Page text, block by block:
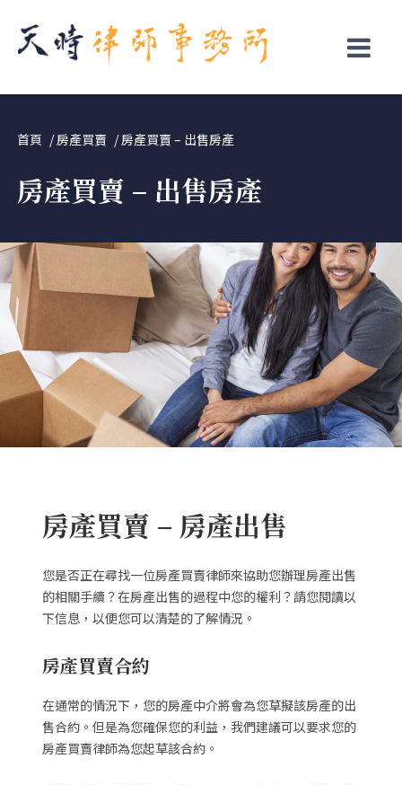
Skip
首頁 房產買賣 房產買賣 – 出售房產
房產買賣 – 出售房產
房產買賣 – 房產出售
您是否正在尋找一位房產買賣律師來協助您辦理房產出售
的相關手續？在房產出售的過程中您的權利？請您閱讀以
下信息，以便您可以清楚的了解情況。
房產買賣合約
在通常的情況下，您的房產中介將會為您草擬該房產的出
售合約。但是為您確保您的利益，我們建議可以要求您的
房產買賣律師為您起草該合約。